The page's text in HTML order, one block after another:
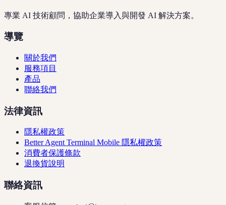
專業 AI 技術顧問，協助企業導入與開發 AI 解決方案。
導覽
關於我們
服務項目
產品
聯絡我們
法律資訊
隱私權政策
Better Agent Terminal Mobile 隱私權政策
消費者保護條款
退換貨說明
聯絡資訊